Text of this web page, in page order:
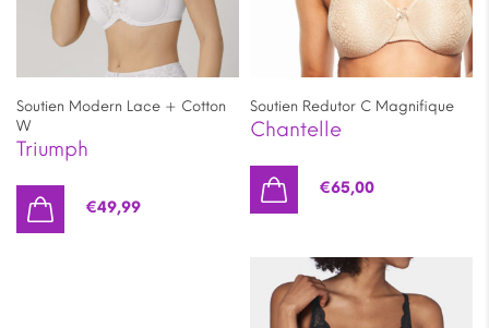
Soutien Modern Lace + Cotton
W
Triumph
€49,99
Soutien Redutor C Magnifique
Chantelle
€65,00